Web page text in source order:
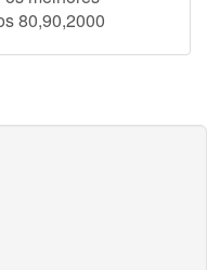
80,90,2000